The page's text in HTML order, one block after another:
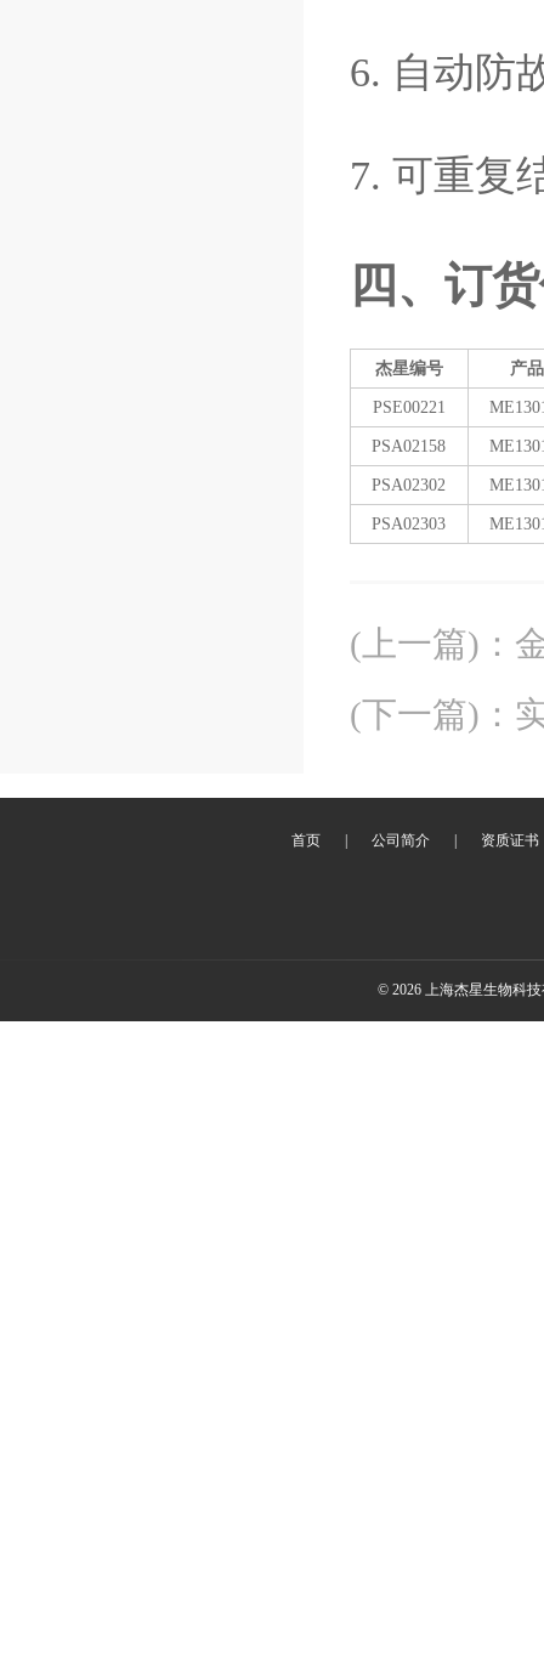
6. 自动防
7. 可重复
四、订
杰星编号 产
PSE00221
PSA02158
PSA02302
PSA02303
(上一篇) ：
(下一篇) ：
首页 公司简介 资质证书
© 2026 上海杰星生物科